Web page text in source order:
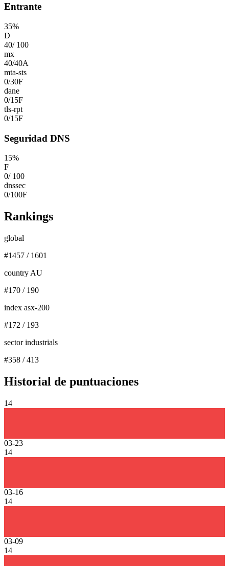
Entrante
35%
D
40/ 100
mx
40/40A
mta-sts
0/30F
dane
0/15F
tls-rpt
0/15F
Seguridad DNS
15%
F
0/ 100
dnssec
0/100F
Rankings
global
#1457 / 1601
country AU
#170 / 190
index asx-200
#172 / 193
sector industrials
#358 /413
Historial de puntuaciones
14
03-23
14
03-16
14
03-09
14